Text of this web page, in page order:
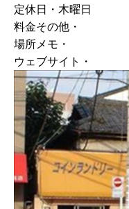
定休日・木曜日
料金その他・
場所メモ・
ウェブサイト・